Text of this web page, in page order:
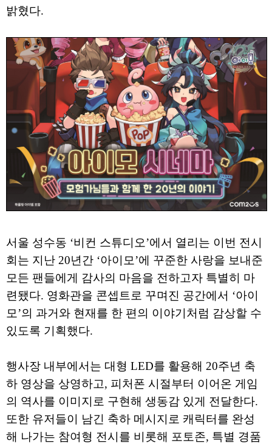
밝혔다.
서울 성수동 ‘비컨 스튜디오’에서 열리는 이번 전시
회는 지난 20년간 ‘아이모’에 꾸준한 사랑을 보내준
모든 팬들에게 감사의 마음을 전하고자 특별히 마
련됐다. 영화관을 콘셉트로 꾸며진 공간에서 ‘아이
모’의 과거와 현재를 한 편의 이야기처럼 감상할 수
있도록 기획했다.
행사장 내부에서는 대형 LED를 활용해 20주년 축
하 영상을 상영하고, 피처폰 시절부터 이어온 게임
의 역사를 이미지로 구현해 생동감 있게 전달한다.
또한 유저들이 남긴 축하 메시지로 캐릭터를 완성
해 나가는 참여형 전시를 비롯해 포토존, 특별 경품